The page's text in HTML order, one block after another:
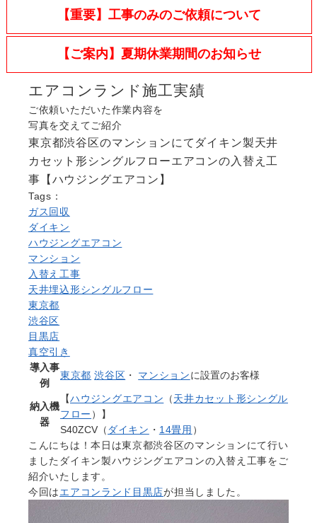
Company
施工実績
Work
よくある質問
Question
Contact us
電話問い合わせはこちら
Call a store
【重要】工事のみのご依頼について
【ご案内】夏期休業期間のお知らせ
エアコンランド施工実績
ご依頼いただいた作業内容を
写真を交えてご紹介
東京都渋谷区のマンションにてダイキン製天井
カセット形シングルフローエアコンの入替え工
事【ハウジングエアコン】
Tags：
ガス回収
ダイキン
ハウジングエアコン
マンション
入替え工事
天井埋込形シングルフロー
東京都
渋谷区
目黒店
真空引き
導入事
例
東京都 渋谷区 ・ マンションに設置のお客様
納入機
器
【ハウジングエアコン （天井カセット形シングル
フロー ）】
S40ZCV（ ダイキン ・ 14畳用 ）
こんにちは！本日は東京都渋谷区のマンションにて行い
ましたダイキン製ハウジングエアコンの入替え工事をご
紹介いたします。
今回はエアコンランド目黒店が担当しました。